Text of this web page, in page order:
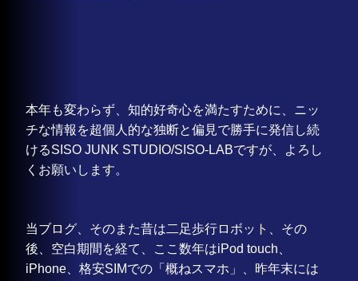
本年も変わらず、知的好奇心を満たすために、ニッ
チな情報を超個人的な独断と偏見で勝手に発信し続
けるSISO JUNK STUDIO/SISO-LABですが、よろし
くお願いします。
当ブログ、そのまた昔は二足歩行ロボット、その
後、空白期間を経て、ここ数年はiPod touch、
iPhone、格安SIMでの「概ねスマホ」、昨年末には